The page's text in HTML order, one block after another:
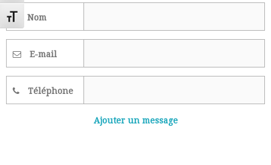
Changer la taille de la police
Nom
E-mail
Téléphone
Ajouter un message